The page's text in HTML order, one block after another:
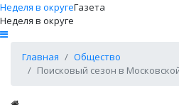
Неделя в округеГазета
Неделя в округе
Главная
Общество
Поисковый сезон в